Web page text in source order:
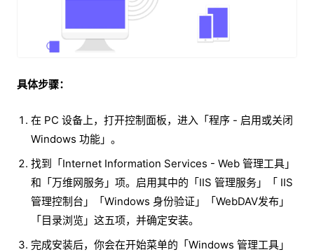
具体步骤：
在 PC 设备上，打开控制面板，进入「程序 - 启用或关闭
Windows 功能」。
找到「Internet Information Services - Web 管理工具」
和「万维网服务」项。启用其中的「IIS 管理服务」「 IIS
管理控制台」「Windows 身份验证」「WebDAV发布」
「目录浏览」这五项，并确定安装。
完成安装后，你会在开始菜单的「Windows 管理工具」